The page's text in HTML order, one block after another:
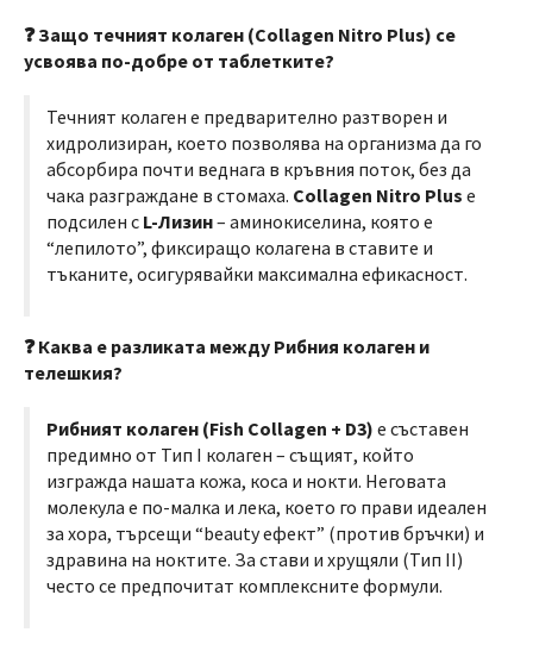
❓ Защо течният колаген (Collagen Nitro Plus) се
усвоява по-добре от таблетките?
Течният колаген е предварително разтворен и
хидролизиран, което позволява на организма да го
абсорбира почти веднага в кръвния поток, без да
чака разграждане в стомаха. Collagen Nitro Plus е
подсилен с L-Лизин– аминокиселина, която е
“лепилото”, фиксиращо колагена в ставите и
тъканите, осигурявайки максимална ефикасност.
❓ Каква е разликата между Рибния колаген и
телешкия?
Рибният колаген (Fish Collagen + D3) е съставен
предимно от Тип I колаген – същият, който
изгражда нашата кожа, коса и нокти. Неговата
молекула е по-малка и лека, което го прави идеален
за хора, търсещи “beauty ефект” (против бръчки) и
здравина на ноктите. За стави и хрущяли (Тип II)
често се предпочитат комплексните формули.